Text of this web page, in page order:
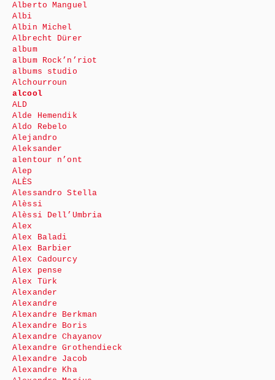
Alberto Manguel
Albi
Albin Michel
Albrecht Dürer
album
album Rock’n’riot
albums studio
Alchourroun
alcool
ALD
Alde Hemendik
Aldo Rebelo
Alejandro
Aleksander
alentour n’ont
Alep
ALÈS
Alessandro Stella
Alèssi
Alèssi Dell’Umbria
Alex
Alex Baladi
Alex Barbier
Alex Cadourcy
Alex pense
Alex Türk
Alexander
Alexandre
Alexandre Berkman
Alexandre Boris
Alexandre Chayanov
Alexandre Grothendieck
Alexandre Jacob
Alexandre Kha